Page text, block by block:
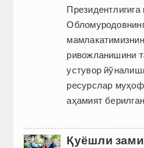
ривожланишини
устувор
ресурслар
аҳамият
Қуёшли